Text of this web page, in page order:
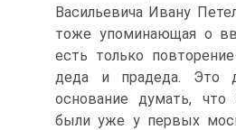
Васильевича Ивану
тоже упоминающая о
есть только
деда и прадеда. Это
основание думать, что
были уже у первых